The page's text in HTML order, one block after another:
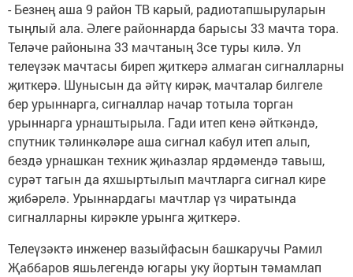
- Безнең аша 9 район ТВ карый, радиотапшыруларын
тыңлый ала. Әлеге районнарда барысы 33 мачта тора.
Теләче районына 33 мачтаның 3се туры килә. Ул
телеүзәк мачтасы биреп җиткерә алмаган сигналларны
җиткерә. Шунысын да әйтү кирәк, мачталар билгеле
бер урыннарга, сигналлар начар тотыла торган
урыннарга урнаштырыла. Гади итеп кенә әйткәндә,
спутник тәлинкәләре аша сигнал кабул итеп алып,
бездә урнашкан техник җиһазлар ярдәмендә тавыш,
сурәт тагын да яхшыртылып мачтларга сигнал кире
җибәрелә. Урыннардагы мачтлар үз чиратында
сигналларны кирәкле урынга җиткерә.
Телеүзәктә инженер вазыйфасын башкаручы Рамил
Җаббаров яшьлегендә югары уку йортын тәмамлап